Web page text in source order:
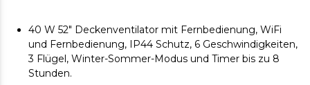
40 W 52" Deckenventilator mit Fernbedienung, WiFi
und Fernbedienung, IP44 Schutz, 6 Geschwindigkeiten,
3 Flügel, Winter-Sommer-Modus und Timer bis zu 8
Stunden.